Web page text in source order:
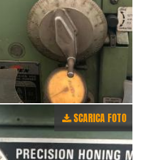
SCARICA FOTO